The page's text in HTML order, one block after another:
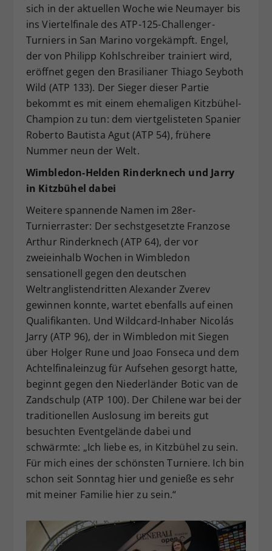
sich in der aktuellen Woche wie Neumayer bis
ins Viertelfinale des ATP-125-Challenger-
Turniers in San Marino vorgekämpft. Engel,
der von Philipp Kohlschreiber trainiert wird,
eröffnet gegen den Brasilianer Thiago Seyboth
Wild (ATP 133). Der Sieger dieser Partie
bekommt es mit einem ehemaligen Kitzbühel-
Champion zu tun: dem viertgelisteten Spanier
Roberto Bautista Agut (ATP 54), frühere
Nummer neun der Welt.
Wimbledon-Helden Rinderknech und Jarry
in Kitzbühel dabei
Weitere spannende Namen im 28er-
Turnierraster: Der sechstgesetzte Franzose
Arthur Rinderknech (ATP 64), der vor
zweieinhalb Wochen in Wimbledon
sensationell gegen den deutschen
Weltranglistendritten Alexander Zverev
gewinnen konnte, wartet ebenfalls auf einen
Qualifikanten. Und Wildcard-Inhaber Nicolás
Jarry (ATP 96), der in Wimbledon mit Siegen
über Holger Rune und Joao Fonseca und dem
Achtelfinaleinzug für Aufsehen gesorgt hatte,
beginnt gegen den Niederländer Botic van de
Zandschulp (ATP 100). Der Chilene war bei der
traditionellen Auslosung im bereits gut
besuchten Eventgelände dabei und
schwärmte: „Ich liebe es, in Kitzbühel zu sein.
Für mich eines der schönsten Turniere. Ich bin
schon seit Sonntag hier und genieße es sehr
mit meiner Familie hier zu sein.“